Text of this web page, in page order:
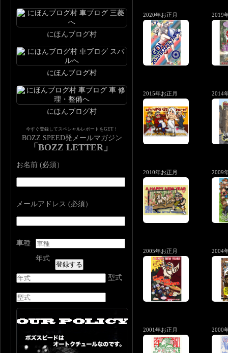
2020年お正月 2019
2015年お正月 2014
2010年お正月 2009
2005年お正月 2004
2001年お正月 2000
にほんブログ村
にほんブログ村
にほんブログ村
今すぐ登録してスペシャルレポートをGET！
BOZZ SPEED発メールマガジン
「BOZZ LETTER」
お名前 (必須）
メールアドレス (必須）
車種
年式
型式